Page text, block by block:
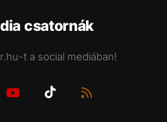
csatornák
t a social mediában!